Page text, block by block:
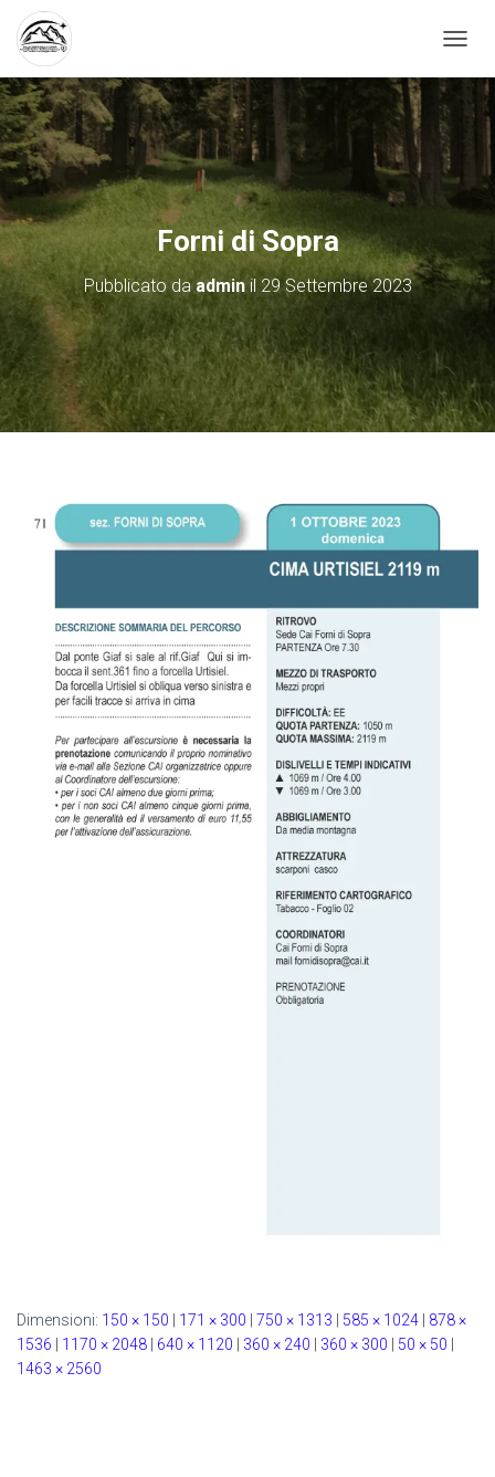
A
Z
E
O
L
Forni di Sopra
Pubblicato da adminil 29 Settembre 2023
Dimensioni: 150 × 150 171 × 300 750 × 1313 585 × 1024
878 ×
1536
1170 × 2048 640 × 1120 360 × 240 360 × 300 50 × 50
1463 × 2560